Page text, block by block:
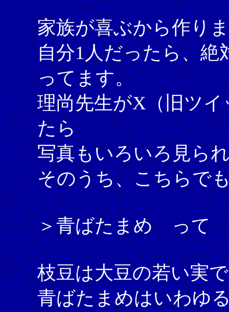
家族が喜ぶから作り
自分1人だったら、絶
ってます。
理尚先生がX（旧ツ
たら
写真もいろいろ見ら
そのうち、こちらで
＞青ばたまめ って
枝豆は大豆の若い実
青ばたまめはいわゆ